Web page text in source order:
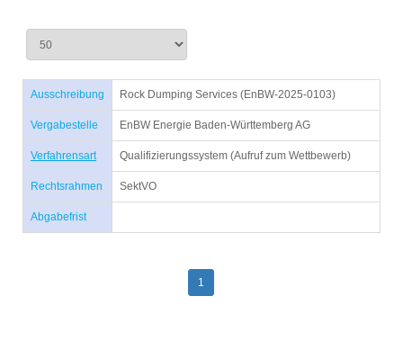
Ausschreibung Rock Dumping Services (EnBW-2025-0103)
Vergabestelle EnBW Energie Baden-Württemberg AG
Verfahrensart Qualifizierungssystem (Aufruf zum Wettbewerb)
Rechtsrahmen SektVO
Abgabefrist
1